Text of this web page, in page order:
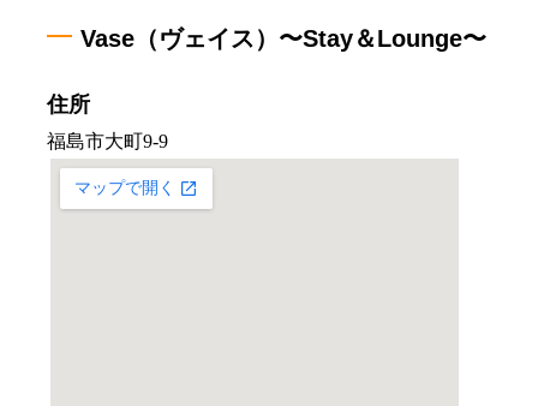
Vase（ヴェイス）〜Stay＆Lounge〜
住所